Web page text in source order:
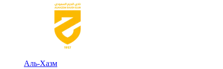
Аль-Хазм